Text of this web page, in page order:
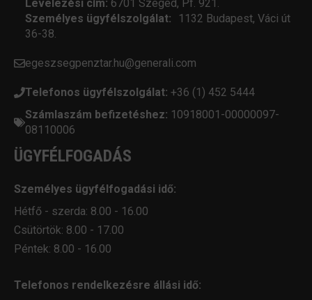
Levelezési cím: 6701 Szeged, Pf. 921.
Személyes ügyfélszolgálat: 1132 Budapest, Váci út
36-38.
egeszsegpenztar.hu@generali.com
Telefonos ügyfélszolgálat: +36 (1) 452 5444
Számlaszám befizetéshez: 10918001-00000097-
08110006
ÜGYFÉLFOGADÁS
Személyes ügyfélfogadási idő:
Hétfő - szerda: 8.00 - 16.00
Csütörtök: 8.00 - 17.00
Péntek: 8.00 - 16.00
Telefonos rendelkezésre állási idő: